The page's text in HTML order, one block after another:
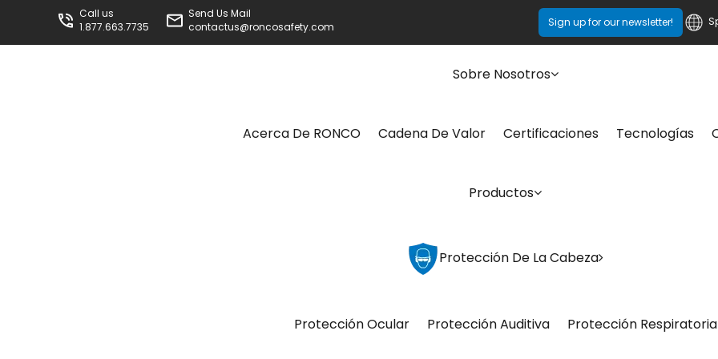
Call us
1.877.663.7735
Send Us Mail
contactus@roncosafety.com
Sign up for our newsletter!
Sobre Nosotros
Acerca De RONCO Cadena De Valor Certificaciones Tecnologías
Productos
Protección De La Cabeza
Protección Ocular Protección Auditiva Protección Respiratoria